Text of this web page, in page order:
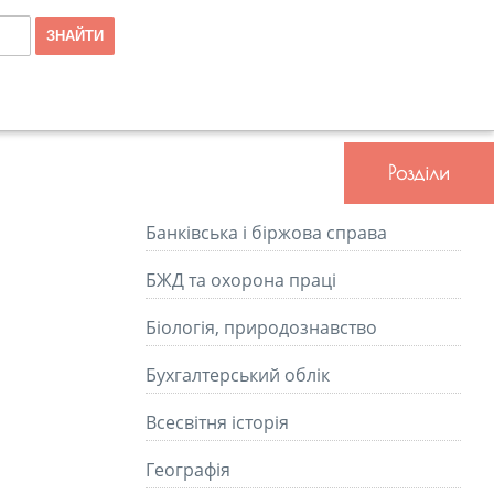
Розділи
Банківська і біржова справа
БЖД та охорона праці
Біологія, природознавство
Бухгалтерський облік
Всесвітня історія
Географія